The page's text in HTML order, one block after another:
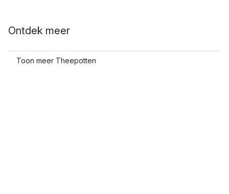
Ontdek meer
Toon meer Theepotten